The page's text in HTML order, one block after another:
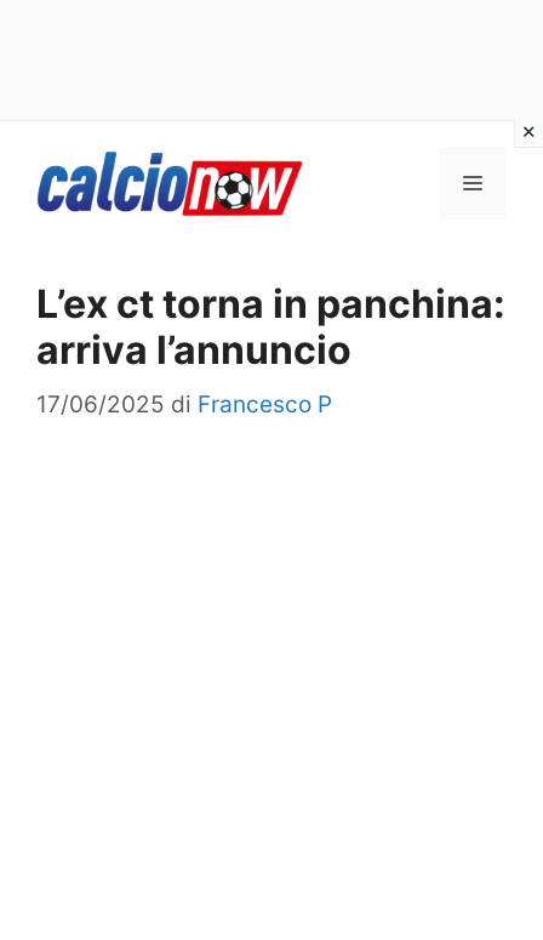
Menu
L’ex ct torna in panchina:
arriva l’annuncio
17/06/2025 di Francesco P